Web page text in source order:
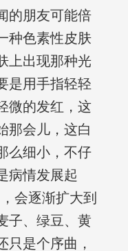
的朋友可能倍
种色素性皮肤
上出现那种光
是用手指轻轻
微的发红，这
那会儿，这白
么细小，不仔
病情发展起
会逐渐扩大到
子、绿豆、黄
只是个序曲，